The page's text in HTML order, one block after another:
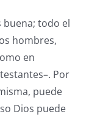
buena; todo el
hombres,
en
Por
puede
Dios puede